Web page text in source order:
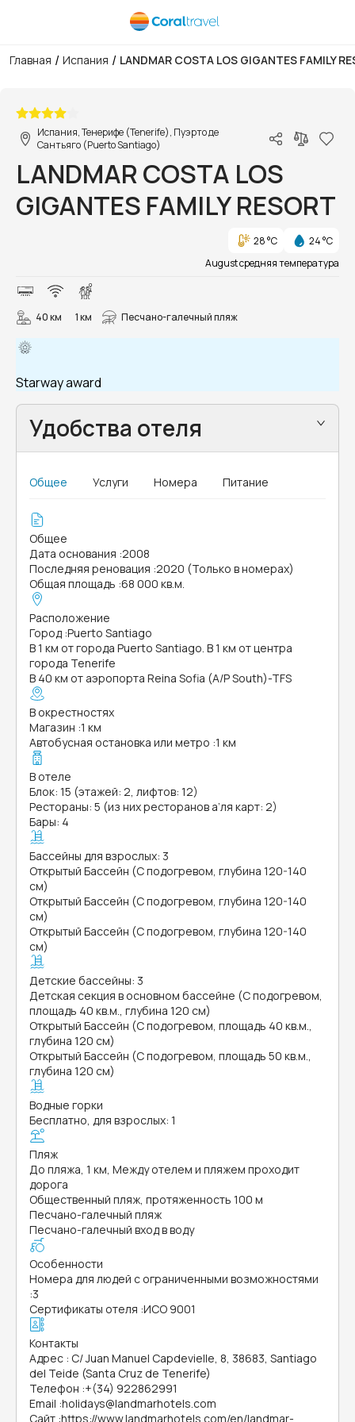
Главная / Испания / LANDMAR COSTA LOS GIGANTES FAMILY
Испания, Тенерифе (Tenerife), Пуэрто де
Сантьяго (Puerto Santiago)
LANDMAR COSTA LOS
GIGANTES FAMILY RESORT
28 °C
24 °C
August средняя температура
40 км 1 км Песчано-галечный пляж
Starway award
Удобства отеля
Общее Услуги Номера Питание
Общее
Дата основания :2008
Последняя реновация :2020 (Только в номерах)
Общая площадь :68 000 кв.м.
Расположение
Город :Puerto Santiago
В 1 км от города Puerto Santiago. В 1 км от центра
города Tenerife
В 40 км от аэропорта Reina Sofia (A/P South)-TFS
В окрестностях
Магазин :1 км
Автобусная остановка или метро :1 км
В отеле
Блок: 15 (этажей: 2, лифтов: 12)
Рестораны: 5 (из них ресторанов а’ля карт: 2)
Бары: 4
Бассейны для взрослых: 3
Открытый Бассейн (С подогревом, глубина 120-140
см)
Открытый Бассейн (С подогревом, глубина 120-140
см)
Открытый Бассейн (С подогревом, глубина 120-140
см)
Детские бассейны: 3
Детская секция в основном бассейне (С подогревом,
площадь 40 кв.м., глубина 120 см)
Открытый Бассейн (С подогревом, площадь 40 кв.м.,
глубина 120 см)
Открытый Бассейн (С подогревом, площадь 50 кв.м.,
глубина 120 см)
Водные горки
Бесплатно, для взрослых: 1
Пляж
До пляжа, 1 км, Между отелем и пляжем проходит
дорога
Общественный пляж, протяженность 100 м
Песчано-галечный пляж
Песчано-галечный вход в воду
Особенности
Номера для людей с ограниченными возможностями
:3
Сертификаты отеля :ИСО 9001
Контакты
Адрес : C/ Juan Manuel Capdevielle, 8, 38683, Santiago
del Teide (Santa Cruz de Tenerife)
Телефон :+(34) 922862991
Email :holidays@landmarhotels.com
Сайт :https://www.landmarhotels.com/en/landmar-